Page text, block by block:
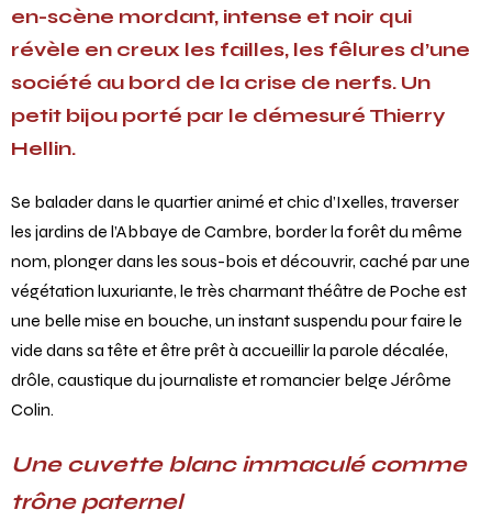
en-scène mordant, intense et noir qui
révèle en creux les failles, les fêlures d’une
société au bord de la crise de nerfs. Un
petit bijou porté par le démesuré Thierry
Hellin.
Se balader dans le quartier animé et chic d’Ixelles, traverser
les jardins de l’Abbaye de Cambre, border la forêt du même
nom, plonger dans les sous-bois et découvrir, caché par une
végétation luxuriante, le très charmant théâtre de Poche est
une belle mise en bouche, un instant suspendu pour faire le
vide dans sa tête et être prêt à accueillir la parole décalée,
drôle, caustique du journaliste et romancier belge Jérôme
Colin.
Une cuvette blanc immaculé comme
trône paternel